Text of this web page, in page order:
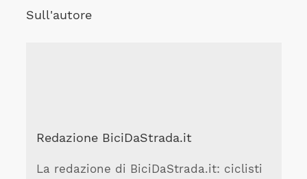
Sull'autore
Redazione BiciDaStrada.it
La redazione di BiciDaStrada.it: ciclisti